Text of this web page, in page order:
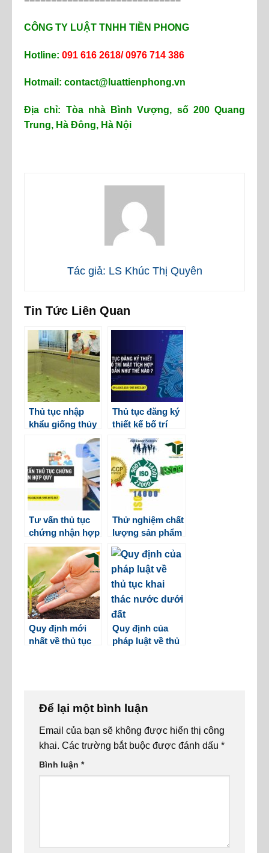
CÔNG TY LUẬT TNHH TIỀN PHONG
Hotline: 091 616 2618/ 0976 714 386
Hotmail: contact@luattienphong.vn
Địa chỉ: Tòa nhà Bình Vượng, số 200 Quang
Trung, Hà Đông, Hà Nội
Tác giả: LS Khúc Thị Quyên
Tin Tức Liên Quan
Thủ tục nhập
khẩu giống thủy
Thủ tục đăng ký
thiết kế bố trí
mạch tích hợp
bán dẫn như thế
nào?
Tư vấn thủ tục
chứng nhận hợp
quy
Thử nghiệm chất
lượng sản phẩm
hàng hoá
Quy định mới
nhất về thủ tục
Quy định của
pháp luật về thủ
Để lại một bình luận
Email của bạn sẽ không được hiển thị công
khai. Các trường bắt buộc được đánh dấu *
Bình luận *